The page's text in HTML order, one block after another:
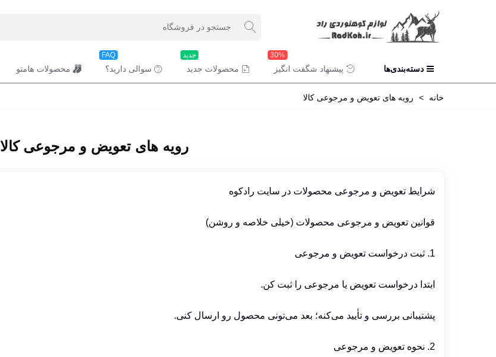
دسته‌بندی‌ها پیشنهاد شگفت انگیز
30%
محصولات جدید
جدید
سوالی دارید؟
FAQ
محصولات هامتو
خانه > رویه های تعویض و مرجوعی کالا
رویه های تعویض و مرجوعی کالا
شرایط تعویض و مرجوعی محصولات در سایت رادکوه
قوانین تعویض و مرجوعی محصولات (خیلی خلاصه و روشن)
1. ثبت درخواست تعویض و مرجوعی
ابتدا درخواست تعویض یا مرجوعی را ثبت کن.
پشتیبانی بررسی و تأیید می‌کنه؛ بعد می‌تونی محصول رو ارسال کنی.
2. نحوه تعویض و مرجوعی